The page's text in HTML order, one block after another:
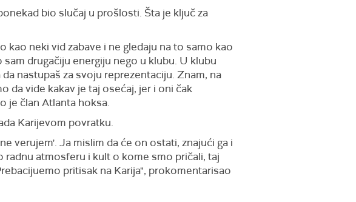
bio slučaj u prošlosti. Šta je ključ za
neki vid zabave i ne gledaju na to samo kao
drugačiju energiju nego u klubu. U klubu
nastupaš za svoju reprezentaciju. Znam, na
da vide kakav je taj osećaj, jer i oni čak
je član Atlanta hoksa.
Karijevom povratku.
verujem'. Ja mislim da će on ostati, znajući ga i
atmosferu i kult o kome smo pričali, taj
pritisak na Karija", prokomentarisao